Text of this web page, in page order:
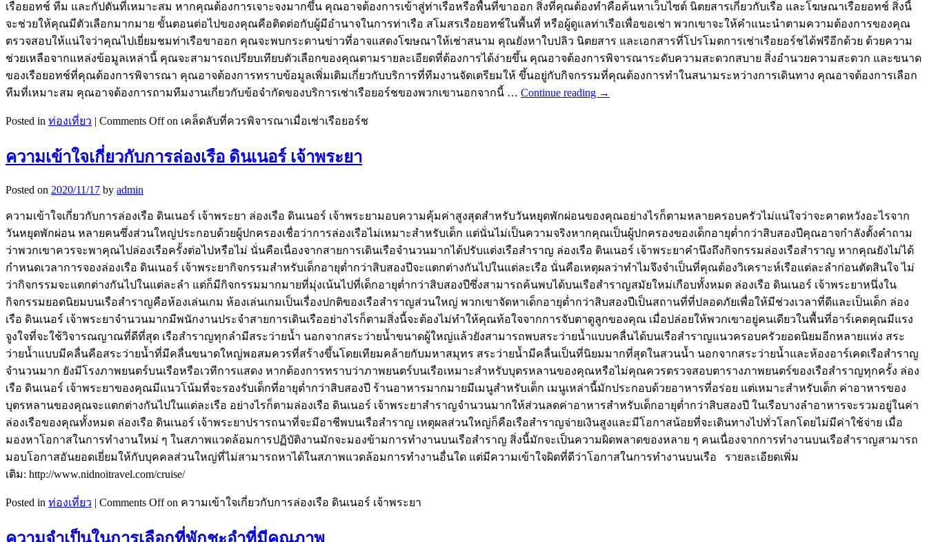
เรือยอทช์ ทีม และกัปตันที่เหมาะสม หากคุณต้องการเจาะจงมากขึ้น คุณอาจต้องการเข้าสู่ท่าเรือหรือพื้นที่ขาออก สิ่งที่คุณต้องทำคือค้นหาเว็บไซต์ นิตยสารเกี่ยวกับเรือ และโฆษณาเรือยอทช์ สิ่งนี้
จะช่วยให้คุณมีตัวเลือกมากมาย ขั้นตอนต่อไปของคุณคือติดต่อกับผู้มีอำนาจในการท่าเรือ สโมสรเรือยอทช์ในพื้นที่ หรือผู้ดูแลท่าเรือเพื่อขอเช่า พวกเขาจะให้คำแนะนำตามความต้องการของคุณ
ตรวจสอบให้แน่ใจว่าคุณไปเยี่ยมชมท่าเรือขาออก คุณจะพบกระดานข่าวที่อาจแสดงโฆษณาให้เช่าสนาม คุณยังหาใบปลิว นิตยสาร และเอกสารที่โปรโมตการเช่าเรือยอร์ชได้ฟรีอีกด้วย ด้วยความ
ช่วยเหลือจากแหล่งข้อมูลเหล่านี้ คุณจะสามารถเปรียบเทียบตัวเลือกของคุณตามรายละเอียดที่ต้องการได้ง่ายขึ้น คุณอาจต้องการพิจารณาระดับความสะดวกสบาย สิ่งอำนวยความสะดวก และขนาด
ของเรือยอทช์ที่คุณต้องการพิจารณา คุณอาจต้องการทราบข้อมูลเพิ่มเติมเกี่ยวกับบริการที่ทีมงานจัดเตรียมให้ ขึ้นอยู่กับกิจกรรมที่คุณต้องการทำในสนามระหว่างการเดินทาง คุณอาจต้องการเลือก
ทีมที่เหมาะสม คุณอาจต้องการถามทีมงานเกี่ยวกับข้อจำกัดของบริการเช่าเรือยอร์ชของพวกเขานอกจากนี้ … Continue reading →
Posted in ท่องเที่ยว | Comments Offon เคล็ดลับที่ควรพิจารณาเมื่อเช่าเรือยอร์ช
ความเข้าใจเกี่ยวกับการล่องเรือ ดินเนอร์ เจ้าพระยา
Posted on 2020/11/17 by admin
ความเข้าใจเกี่ยวกับการล่องเรือ ดินเนอร์ เจ้าพระยา ล่องเรือ ดินเนอร์ เจ้าพระยามอบความคุ้มค่าสูงสุดสำหรับวันหยุดพักผ่อนของคุณอย่างไรก็ตามหลายครอบครัวไม่แน่ใจว่าจะคาดหวังอะไรจาก
วันหยุดพักผ่อน หลายคนซึ่งส่วนใหญ่ประกอบด้วยผู้ปกครองเชื่อว่าการล่องเรือไม่เหมาะสำหรับเด็ก แต่นั่นไม่เป็นความจริงหากคุณเป็นผู้ปกครองของเด็กอายุต่ำกว่าสิบสองปีคุณอาจกำลังตั้งคำถาม
ว่าพวกเขาควรจะพาคุณไปล่องเรือครั้งต่อไปหรือไม่ นั่นคือเนื่องจากสายการเดินเรือจำนวนมากได้ปรับแต่งเรือสำราญ ล่องเรือ ดินเนอร์ เจ้าพระยาคำนึงถึงกิจกรรมล่องเรือสำราญ หากคุณยังไม่ได้
กำหนดเวลาการจองล่องเรือ ดินเนอร์ เจ้าพระยากิจกรรมสำหรับเด็กอายุต่ำกว่าสิบสองปีจะแตกต่างกันไปในแต่ละเรือ นั่นคือเหตุผลว่าทำไมจึงจำเป็นที่คุณต้องวิเคราะห์เรือแต่ละลำก่อนตัดสินใจ ไม่
ว่ากิจกรรมจะแตกต่างกันไปในแต่ละลำ แต่ก็มีกิจกรรมมากมายที่มุ่งเน้นไปที่เด็กอายุต่ำกว่าสิบสองปีซึ่งสามารถค้นพบได้บนเรือสำราญสมัยใหม่เกือบทั้งหมด ล่องเรือ ดินเนอร์ เจ้าพระยาหนึ่งใน
กิจกรรมยอดนิยมบนเรือสำราญคือห้องเล่นเกม ห้องเล่นเกมเป็นเรื่องปกติของเรือสำราญส่วนใหญ่ พวกเขาจัดหาเด็กอายุต่ำกว่าสิบสองปีเป็นสถานที่ที่ปลอดภัยเพื่อให้มีช่วงเวลาที่ดีและเป็นเด็ก ล่อง
เรือ ดินเนอร์ เจ้าพระยาจำนวนมากมีพนักงานประจำสายการเดินเรืออย่างไรก็ตามสิ่งนี้จะต้องไม่ทำให้คุณท้อใจจากการจับตาดูลูกของคุณ เมื่อปล่อยให้พวกเขาอยู่คนเดียวในพื้นที่อาร์เคดคุณมีแรง
จูงใจที่จะใช้วิจารณญาณที่ดีที่สุด เรือสำราญทุกลำมีสระว่ายน้ำ นอกจากสระว่ายน้ำขนาดผู้ใหญ่แล้วยังสามารถพบสระว่ายน้ำแบบคลื่นได้บนเรือสำราญแนวครอบครัวยอดนิยมอีกหลายแห่ง สระ
ว่ายน้ำแบบมีคลื่นคือสระว่ายน้ำที่มีคลื่นขนาดใหญ่พอสมควรที่สร้างขึ้นโดยเทียมคล้ายกับมหาสมุทร สระว่ายน้ำมีคลื่นเป็นที่นิยมมากที่สุดในสวนน้ำ นอกจากสระว่ายน้ำและห้องอาร์เคดเรือสำราญ
จำนวนมาก ยังมีโรงภาพยนตร์บนเรือหรือเวทีการแสดง หากต้องการทราบว่าภาพยนตร์บนเรือเหมาะสำหรับบุตรหลานของคุณหรือไม่คุณควรตรวจสอบตารางภาพยนตร์ของเรือสำราญทุกครั้ง ล่อง
เรือ ดินเนอร์ เจ้าพระยาของคุณมีแนวโน้มที่จะรองรับเด็กที่อายุต่ำกว่าสิบสองปี ร้านอาหารมากมายมีเมนูสำหรับเด็ก เมนูเหล่านี้มักประกอบด้วยอาหารที่อร่อย แต่เหมาะสำหรับเด็ก ค่าอาหารของ
บุตรหลานของคุณจะแตกต่างกันไปในแต่ละเรือ อย่างไรก็ตามล่องเรือ ดินเนอร์ เจ้าพระยาสำราญจำนวนมากให้ส่วนลดค่าอาหารสำหรับเด็กอายุต่ำกว่าสิบสองปี ในเรือบางลำอาหารจะรวมอยู่ในค่า
ล่องเรือของคุณทั้งหมด ล่องเรือ ดินเนอร์ เจ้าพระยาปรารถนาที่จะมีอาชีพบนเรือสำราญ เหตุผลส่วนใหญ่ก็คือเรือสำราญจ่ายเงินสูงและมีโอกาสน้อยที่จะเดินทางไปทั่วโลกโดยไม่มีค่าใช้จ่าย เมื่อ
มองหาโอกาสในการทำงานใหม่ ๆ ในสภาพแวดล้อมการปฏิบัติงานมักจะมองข้ามการทำงานบนเรือสำราญ สิ่งนี้มักจะเป็นความผิดพลาดของหลาย ๆ คนเนื่องจากการทำงานบนเรือสำราญสามารถ
มอบโอกาสอันยอดเยี่ยมให้กับบุคคลส่วนใหญ่ที่ไม่สามารถหาได้ในสภาพแวดล้อมการทำงานอื่นใด แต่มีความเข้าใจผิดที่ดีว่าโอกาสในการทำงานบนเรือ รายละเอียดเพิ่ม
เติม: http://www.nidnoitravel.com/cruise/
Posted in ท่องเที่ยว | Comments Offon ความเข้าใจเกี่ยวกับการล่องเรือ ดินเนอร์ เจ้าพระยา